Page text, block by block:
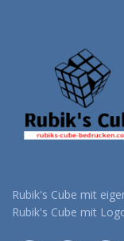
Rubik's Cube mit
Rubik's Cube mit